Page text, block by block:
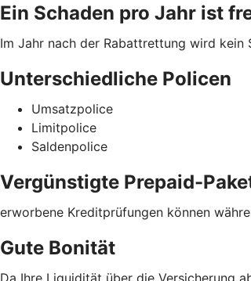
Ein Schaden pro Jahr ist
Im Jahr nach der Rabattrettung wird kein
Unterschiedliche Policen
Umsatzpolice
Limitpolice
Saldenpolice
Vergünstigte Prepaid-
erworbene Kreditprüfungen können
Gute Bonität
Da Ihre Liquidität über die Versicherung